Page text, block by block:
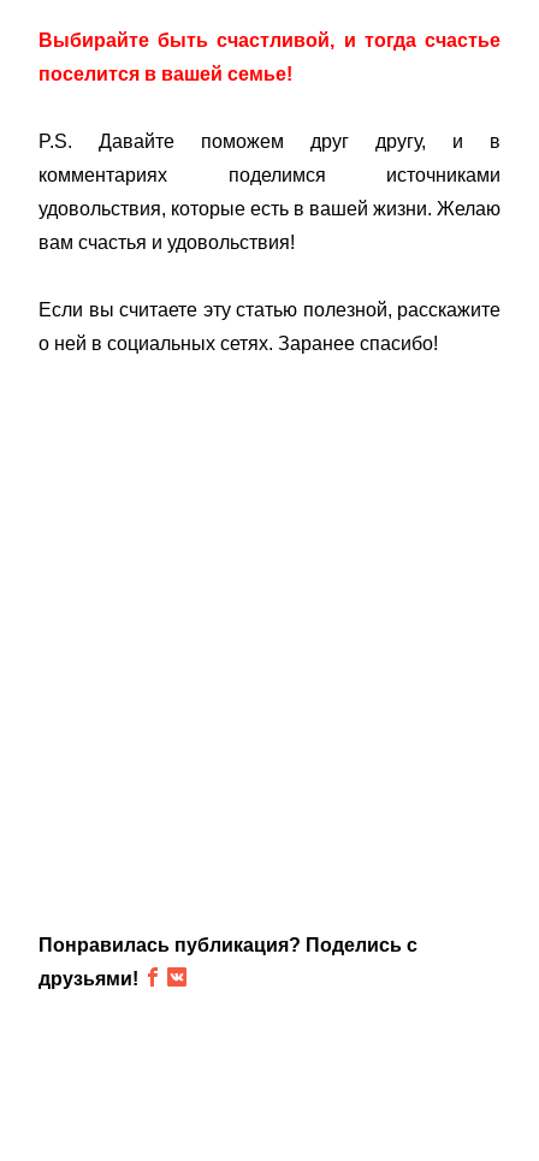
Выбирайте быть счастливой, и тогда счастье
поселится в вашей семье!
P.S. Давайте поможем друг другу, и в
комментариях поделимся источниками
удовольствия, которые есть в вашей жизни. Желаю
вам счастья и удовольствия!
Если вы считаете эту статью полезной, расскажите
о ней в социальных сетях. Заранее спасибо!
Понравилась публикация? Поделись с
друзьями!